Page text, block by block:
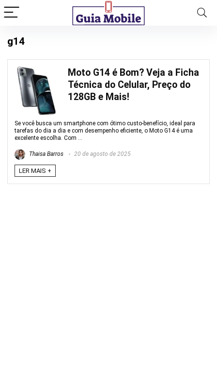
g14
Moto G14 é Bom? Veja a Ficha
Técnica do Celular, Preço do
128GB e Mais!
Se você busca um smartphone com ótimo custo-benefício, ideal para
tarefas do dia a dia e com desempenho eficiente, o Moto G14 é uma
excelente escolha. Com ...
Thaisa Barros 20 de agosto de 2025
LER MAIS +